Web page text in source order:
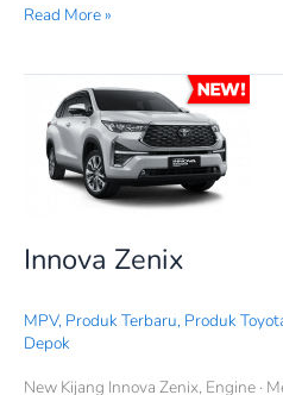
Read More »
Innova Zenix
MPV, Produk Terbaru, Produk
Depok
New Kijang Innova Zenix, Engine ·
Zenix